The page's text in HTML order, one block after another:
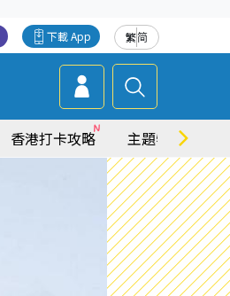
繁简
下載 App
香港打卡攻略 主題特集